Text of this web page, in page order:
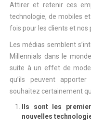
Attirer et retenir ces
technologie, de mobiles
fois pour les clients et nos
Les médias semblent
Millennials dans le
suite à un effet de
qu’ils peuvent
souhaitez certainement
Ils sont les
nouvelles